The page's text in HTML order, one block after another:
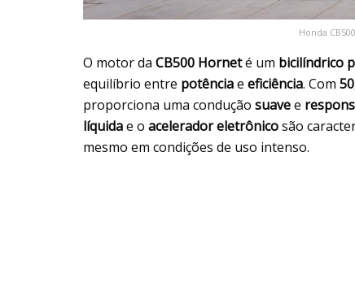
Honda
O motor da CB500 Horneté um bicilíndrico
equilíbrio entre potênciae eficiência. Com
proporciona uma condução suavee
líquidae o acelerador eletrônicosão
mesmo em condições de uso intenso.